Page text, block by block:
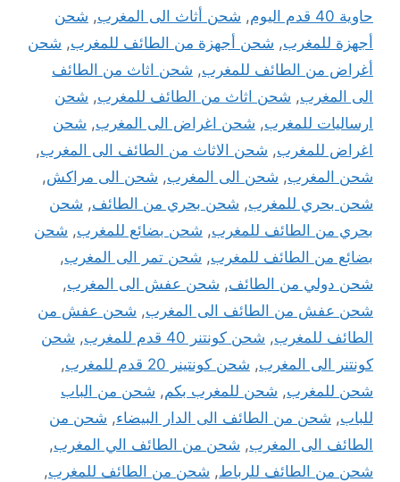
حاوية 40 قدم اليوم
, شحن أثاث الى المغرب, شحن
أجهزة للمغرب, شحن أجهزة من الطائف للمغرب, شحن
أغراض من الطائف للمغرب, شحن اثاث من الطائف
الى المغرب, شحن اثاث من الطائف للمغرب, شحن
ارساليات للمغرب, شحن اغراض الى المغرب, شحن
اغراض للمغرب, شحن الاثاث من الطائف الى المغرب,
شحن المغرب, شحن الى المغرب, شحن الى مراكش,
شحن بحري للمغرب, شحن بحري من الطائف, شحن
بحري من الطائف للمغرب, شحن بضائع للمغرب, شحن
بضائع من الطائف للمغرب, شحن تمر الى المغرب,
شحن دولي من الطائف, شحن عفش الى المغرب,
شحن عفش من الطائف الى المغرب, شحن عفش من
الطائف للمغرب, شحن كونتنر 40 قدم للمغرب , شحن
كونتنر الى المغرب, شحن كونتينر 20 قدم للمغرب
,
شحن للمغرب, شحن للمغرب بكم, شحن من الباب
للباب, شحن من الطائف الى الدار البيضاء, شحن من
الطائف الى المغرب, شحن من الطائف الي المغرب,
شحن من الطائف للرباط, شحن من الطائف للمغرب,